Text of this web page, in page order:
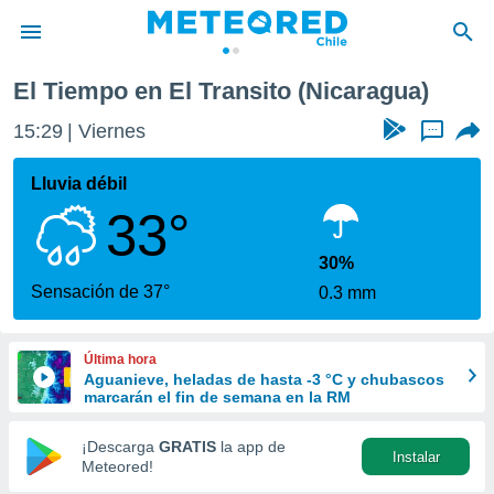
de
por
se
calidad.
a este
las
y
forma
digital
basada
El Tiempo en El Transito (Nicaragua)
15:29 Viernes ...
Lluvia débil
33°
Sensación de 37°
30%
0.3 mm
Última hora
Aguanieve, heladas de hasta -3 °C y chubascos
marcarán el fin de semana en la RM
¡Descarga GRATIS la app de
Meteored!
Instalar